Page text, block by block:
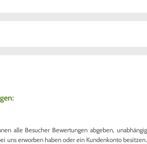
alle Besucher Bewertungen abgeben, unabhängig
uns erworben haben oder ein Kundenkonto besitzen.